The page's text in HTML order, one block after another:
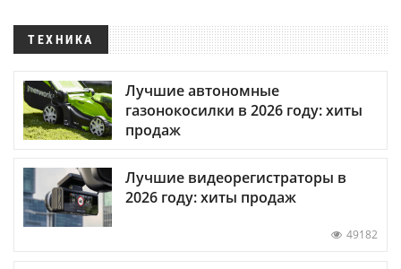
ТЕХНИКА
Лучшие автономные
газонокосилки в 2026 году: хиты
продаж
Лучшие видеорегистраторы в
2026 году: хиты продаж
49182